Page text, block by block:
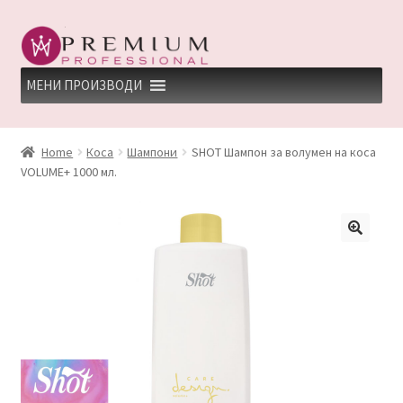
Skip
to
navigation
Skip
to
content
МЕНИ ПРОИЗВОДИ
HOME
PREMIUM PROFESSIONAL LINKS
REFUND AND RETURNS POLICY
КЕРАТИНСКИ ТРЕМАН BY KYANA QUEEN
Home Коса Шампони
SHOT Шампон за волумен на коса
VOLUME+ 1000 мл.